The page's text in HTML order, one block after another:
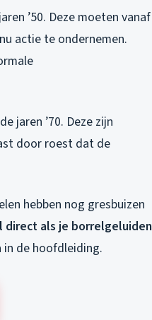
’50. Deze moeten vanaf
actie te ondernemen.
jaren ’70. Deze zijn
door roest dat de
hebben nog gresbuizen
direct als je borrelgeluiden
in de hoofdleiding.